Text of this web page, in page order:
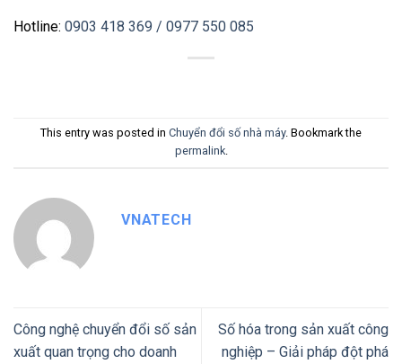
Hotline: 0903 418 369 / 0977 550 085
This entry was posted in Chuyển đổi số nhà máy. Bookmark the
permalink.
VNATECH
Công nghệ chuyển đổi số sản
xuất quan trọng cho doanh
Số hóa trong sản xuất công
nghiệp – Giải pháp đột phá